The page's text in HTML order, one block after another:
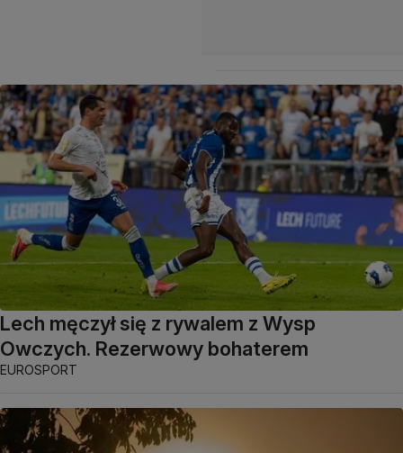
Lech męczył się z rywalem z Wysp
Owczych. Rezerwowy bohaterem
EUROSPORT